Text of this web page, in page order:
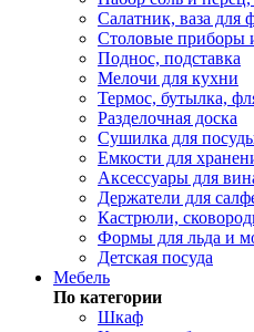
Салатник, ваза для
Столовые приборы
Поднос, подставка
Мелочи для кухни
Термос, бутылка,
Разделочная доска
Сушилка для
Емкости для
Аксессуары для
Держатели для
Кастрюли,
Формы для льда и
Детская посуда
Мебель
По категории
Шкаф